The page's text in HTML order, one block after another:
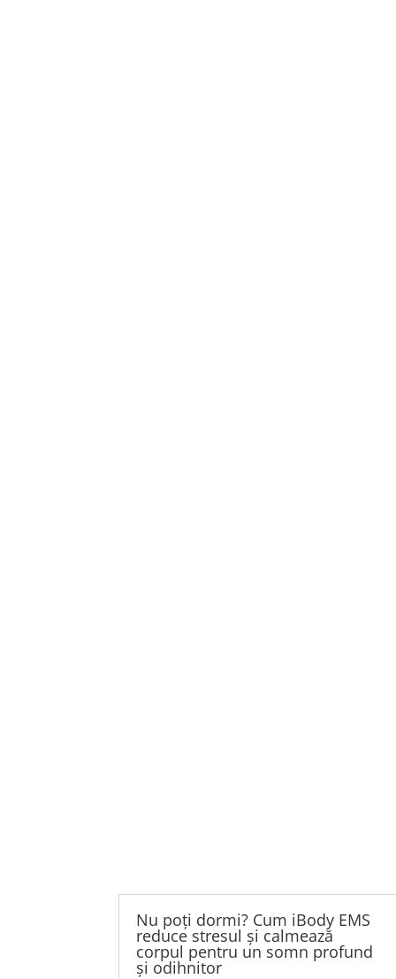
Nu poți dormi? Cum iBody EMS
reduce stresul și calmează
corpul pentru un somn profund
și odihnitor